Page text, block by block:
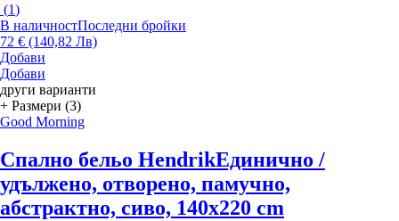
(1)
В наличностПоследни бройки
72 € (140,82 Лв)
Добави
Добави
други варианти
+ Размери (3)
Good Morning
Спално бельо HendrikЕдинично /
удължено, отворено, памучно,
абстрактно, сиво, 140x220 cm